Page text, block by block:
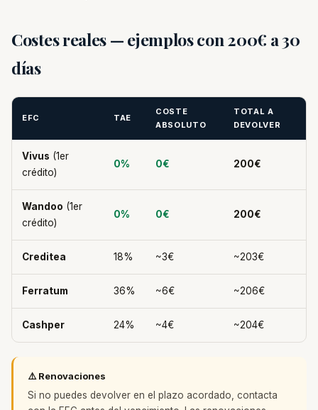
Costes reales — ejemplos con 200€ a 30
días
EFC TAE
COSTE
ABSOLUTO
TOTAL A
DEVOLVER
Vivus (1er
crédito)
0% 0€ 200€
Wandoo (1er
crédito)
0% 0€ 200€
Creditea 18% ~3€ ~203€
Ferratum 36% ~6€ ~206€
Cashper 24% ~4€ ~204€
⚠️ Renovaciones
Si no puedes devolver en el plazo acordado, contacta